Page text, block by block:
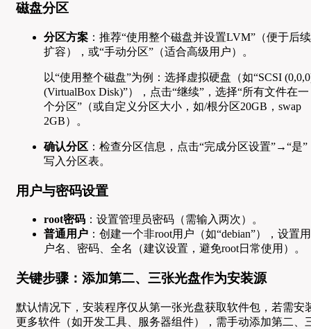
磁盘分区
分区方案 ：推荐“使用整个磁盘并设置LVM”（便于后续
扩容），或“手动分区”（适合高级用户）。
以“使用整个磁盘”为例：选择虚拟硬盘（如“SCSI
(VirtualBox Disk)”），点击“继续”，选择“所有文件在一
个分区”（或自定义分区大小，如/根分区20GB，swap
2GB）。
确认分区 ：检查分区信息，点击“完成分区设置”→“是”
写入分区表。
用户与密码设置
root密码 ：设置管理员密码（需输入两次）。
普通用户 ：创建一个非root用户（如“debian”），设置用
户名、密码、全名（建议设置，避免root日常使用）。
关键步骤：添加第二、三张光盘作为安装源
默认情况下，安装程序仅从第一张光盘获取软件包，若需安
更多软件（如开发工具、服务器组件），需手动添加第二、